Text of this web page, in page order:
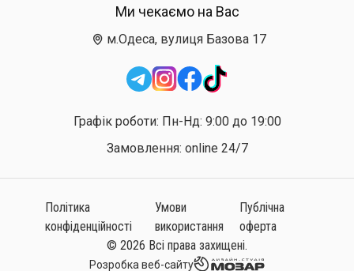
Ми чекаємо на Вас
м.Одеса, вулиця Базова 17
Графік роботи: Пн-Нд: 9:00 до 19:00
Замовлення: online 24/7
Політика
конфіденційності
Умови
використання
Публічна
оферта
© 2026 Всі права захищені.
Розробка веб-сайту